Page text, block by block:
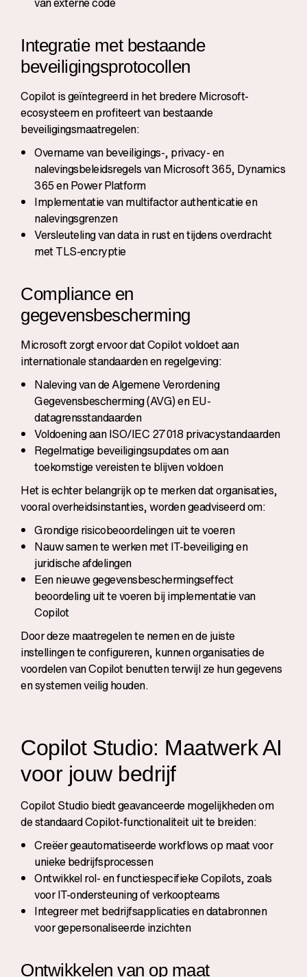
Integratie met bestaande
beveiligingsprotocollen
Copilot is geïntegreerd in het bredere Microsoft-
ecosysteem en profiteert van bestaande
beveiligingsmaatregelen:
Overname van beveiligings-, privacy- en
nalevingsbeleidsregels van Microsoft 365, Dynamics
365 en Power Platform
Implementatie van multifactor authenticatie en
nalevingsgrenzen
Versleuteling van data in rust en tijdens overdracht
met TLS-encryptie
Compliance en
gegevensbescherming
Microsoft zorgt ervoor dat Copilot voldoet aan
internationale standaarden en regelgeving:
Naleving van de Algemene Verordening
Gegevensbescherming (AVG) en EU-
datagrensstandaarden
Voldoening aan ISO/IEC 27018 privacystandaarden
Regelmatige beveiligingsupdates om aan
toekomstige vereisten te blijven voldoen
Het is echter belangrijk op te merken dat organisaties,
vooral overheidsinstanties, worden geadviseerd om:
Grondige risicobeoordelingen uit te voeren
Nauw samen te werken met IT-beveiliging en
juridische afdelingen
Een nieuwe gegevensbeschermingseffect
beoordeling uit te voeren bij implementatie van
Copilot
Door deze maatregelen te nemen en de juiste
instellingen te configureren, kunnen organisaties de
voordelen van Copilot benutten terwijl ze hun gegevens
en systemen veilig houden.
Copilot Studio: Maatwerk AI
voor jouw bedrijf
Copilot Studio biedt geavanceerde mogelijkheden om
de standaard Copilot-functionaliteit uit te breiden:
Creëer geautomatiseerde workflows op maat voor
unieke bedrijfsprocessen
Ontwikkel rol- en functiespecifieke Copilots, zoals
voor IT-ondersteuning of verkoopteams
Integreer met bedrijfsapplicaties en databronnen
voor gepersonaliseerde inzichten
Ontwikkelen van op maat